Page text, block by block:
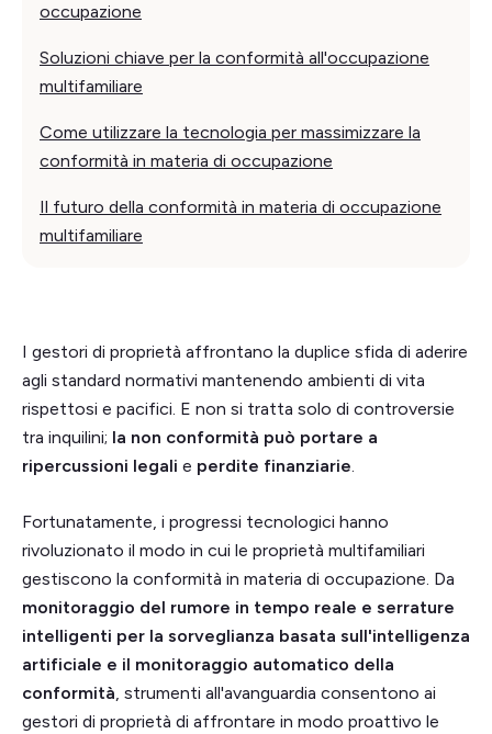
occupazione
Soluzioni chiave per la conformità all'occupazione
multifamiliare
Come utilizzare la tecnologia per massimizzare la
conformità in materia di occupazione
Il futuro della conformità in materia di occupazione
multifamiliare
I gestori di proprietà affrontano la duplice sfida di aderire
agli standard normativi mantenendo ambienti di vita
rispettosi e pacifici. E non si tratta solo di controversie
tra inquilini; la non conformità può portare a
ripercussioni legali e perdite finanziarie.
Fortunatamente, i progressi tecnologici hanno
rivoluzionato il modo in cui le proprietà multifamiliari
gestiscono la conformità in materia di occupazione. Da
monitoraggio del rumore in tempo reale e serrature
intelligenti per la sorveglianza basata sull'intelligenza
artificiale e il monitoraggio automatico della
conformità, strumenti all'avanguardia consentono ai
gestori di proprietà di affrontare in modo proattivo le